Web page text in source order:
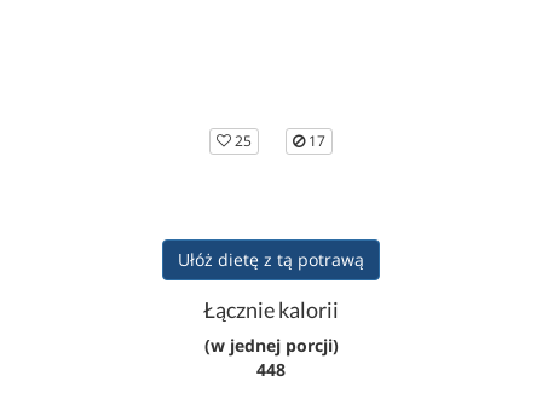
25 17
Ułóż dietę z tą potrawą
Łącznie kalorii
(w jednej porcji)
448